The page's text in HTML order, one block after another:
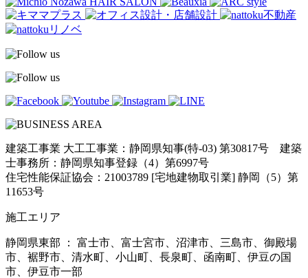
建築工事業 大工工事業：静岡県知事(特-03) 第30817号 建築
士事務所：静岡県知事登録（4）第6997号
住宅性能保証協会：21003789 [宅地建物取引業] 静岡（5）第
11653号
施工エリア
静岡県東部 ： 富士市、富士宮市、沼津市、三島市、御殿場
市、裾野市、清水町、小山町、長泉町、函南町、伊豆の国
市、伊豆市一部